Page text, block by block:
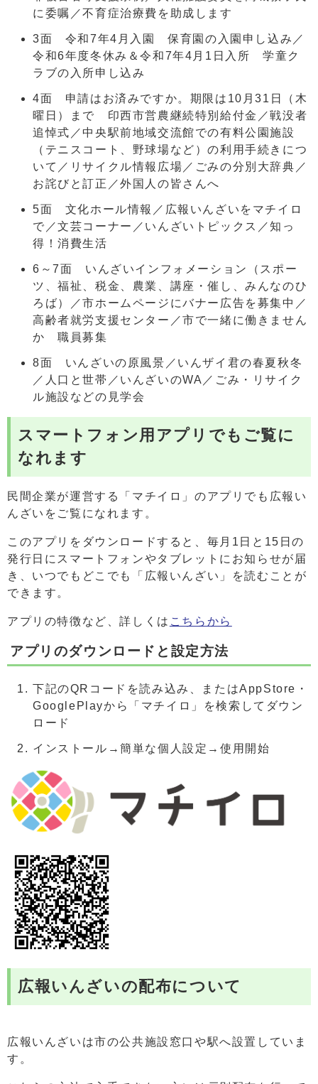
に委嘱／不育症治療費を助成します
3面 令和7年4月入園 保育園の入園申し込み／
令和6年度冬休み＆令和7年4月1日入所 学童ク
ラブの入所申し込み
4面 申請はお済みですか。期限は10月31日（木
曜日）まで 印西市営農継続特別給付金／戦没者
追悼式／中央駅前地域交流館での有料公園施設
（テニスコート、野球場など）の利用手続きにつ
いて／リサイクル情報広場／ごみの分別大辞典／
お詫びと訂正／外国人の皆さんへ
5面 文化ホール情報／広報いんざいをマチイロ
で／文芸コーナー／いんざいトピックス／知っ
得！消費生活
6～7面 いんざいインフォメーション（スポー
ツ、福祉、税金、農業、講座・催し、みんなのひ
ろば）／市ホームページにバナー広告を募集中／
高齢者就労支援センター／市で一緒に働きません
か 職員募集
8面 いんざいの原風景／いんザイ君の春夏秋冬
／人口と世帯／いんざいのWA／ごみ・リサイク
ル施設などの見学会
スマートフォン用アプリでもご覧に
なれます
民間企業が運営する「マチイロ」のアプリでも広報い
んざいをご覧になれます。
このアプリをダウンロードすると、毎月1日と15日の
発行日にスマートフォンやタブレットにお知らせが届
き、いつでもどこでも「広報いんざい」を読むことが
できます。
アプリの特徴など、詳しくは こちらから
アプリのダウンロードと設定方法
下記のQRコードを読み込み、またはAppStore・
GooglePlayから「マチイロ」を検索してダウン
ロード
インストール→簡単な個人設定→使用開始
広報いんざいの配布について
広報いんざいは市の公共施設窓口や駅へ設置していま
す。